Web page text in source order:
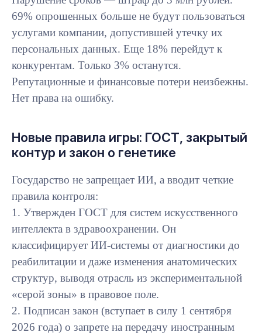
69% опрошенных больше не будут пользоваться
услугами компании, допустившей утечку их
персональных данных. Еще 18% перейдут к
конкурентам. Только 3% останутся.
Репутационные и финансовые потери неизбежны.
Нет права на ошибку.
Новые правила игры: ГОСТ, закрытый
контур и закон о генетике
Государство не запрещает ИИ, а вводит четкие
правила контроля:
1. Утвержден ГОСТ для систем искусственного
интеллекта в здравоохранении. Он
классифицирует ИИ-системы от диагностики до
реабилитации и даже изменения анатомических
структур, выводя отрасль из экспериментальной
«серой зоны» в правовое поле.
2. Подписан закон (вступает в силу 1 сентября
2026 года) о запрете на передачу иностранным